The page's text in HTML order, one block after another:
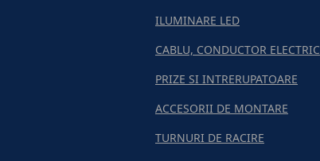
ILUMINARE LED
CABLU, CONDUCTOR ELECTRIC
PRIZE SI INTRERUPATOARE
ACCESORII DE MONTARE
TURNURI DE RACIRE